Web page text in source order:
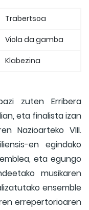
Trabertsoa
Viola da gamba
Klabezina
zuten Erribera
eta finalista izan
Nazioarteko VIII.
en egindako
eta egungo
musikaren
ensemble
errepertorioaren